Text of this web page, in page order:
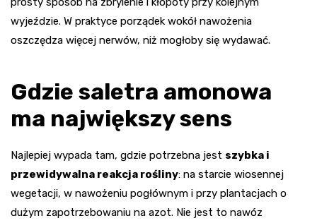
wyjeździe. W praktyce porządek wokół nawożenia
oszczędza więcej nerwów, niż mogłoby się wydawać.
Gdzie saletra amonowa
ma największy sens
Najlepiej wypada tam, gdzie potrzebna jest szybka i
przewidywalna reakcja rośliny: na starcie wiosennej
wegetacji, w nawożeniu pogłównym i przy plantacjach o
dużym zapotrzebowaniu na azot. Nie jest to nawóz